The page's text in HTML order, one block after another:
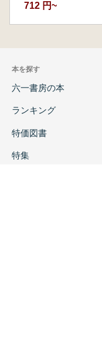
712 円~
本を探す
六一書房の本
ランキング
特価図書
特集